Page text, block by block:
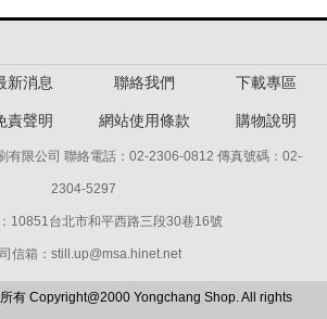
新消息 聯絡我們 下載專區
責聲明 網站使用條款 購物說明
有限公司 聯絡電話：02-2306-0812 傳真號碼：02-
2304-5297
10851台北市和平西路三段30巷16號
信箱：still.up@msa.hinet.net
有 Copyright@2000 Yongchang Shop. All rights